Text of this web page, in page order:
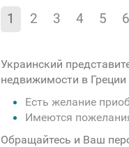
1 2 3 4 5 6
Украинский
недвижимости в
Есть желание
Имеются
Обращайтесь и Ваш